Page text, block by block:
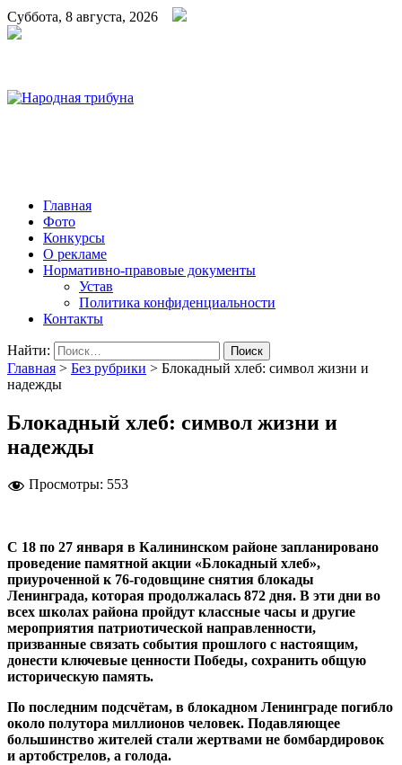
Суббота, 8 августа, 2026
Главная
Фото
Конкурсы
О рекламе
Нормативно-правовые документы
Устав
Политика конфиденциальности
Контакты
Найти:
Главная > Без рубрики > Блокадный хлеб: символ жизни и
надежды
Блокадный хлеб: символ жизни и
надежды
Просмотры: 553
С 18 по 27 января в Калининском районе запланировано
проведение памятной акции «Блокадный хлеб»,
приуроченной к 76-годовщине снятия блокады
Ленинграда, которая продолжалась 872 дня. В эти дни во
всех школах района пройдут классные часы и другие
мероприятия патриотической направленности,
призванные связать события прошлого с настоящим,
донести ключевые ценности Победы, сохранить общую
историческую память.
По последним подсчётам, в блокадном Ленинграде погибло
около полутора миллионов человек. Подавляющее
большинство жителей стали жертвами не бомбардировок
и артобстрелов, а голода.